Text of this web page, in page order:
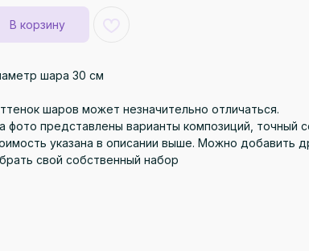
В корзину
шара 30 см
шаров может незначительно отличаться.
фото представлены варианты композиций, точный
указана в описании выше. Можно добавить
свой собственный набор